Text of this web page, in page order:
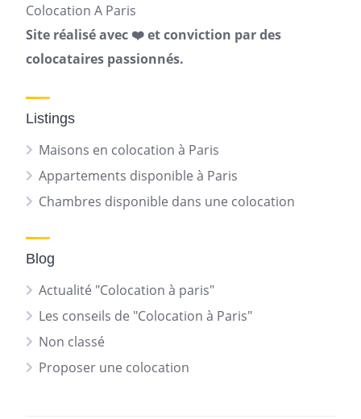
Colocation A Paris
Site réalisé avec ❤️ et conviction par des
colocataires passionnés.
Listings
Maisons en colocation à Paris
Appartements disponible à Paris
Chambres disponible dans une colocation
Blog
Actualité "Colocation à paris"
Les conseils de "Colocation à Paris"
Non classé
Proposer une colocation